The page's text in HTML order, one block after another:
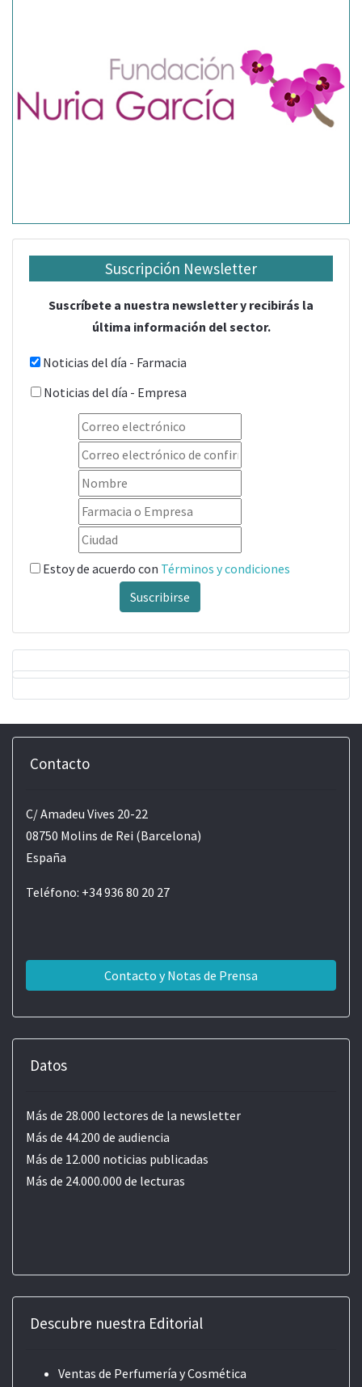
Suscripción Newsletter
Suscríbete a nuestra newsletter y recibirás la
última información del sector.
Noticias del día - Farmacia
Noticias del día - Empresa
Estoy de acuerdo con Términos y condiciones
Suscribirse
Contacto
C/ Amadeu Vives 20-22
08750 Molins de Rei (Barcelona)
España
Teléfono: +34 936 80 20 27
Contacto y Notas de Prensa
Datos
Más de 28.000 lectores de la newsletter
Más de 44.200 de audiencia
Más de 12.000 noticias publicadas
Más de 24.000.000 de lecturas
Descubre nuestra Editorial
Ventas de Perfumería y Cosmética